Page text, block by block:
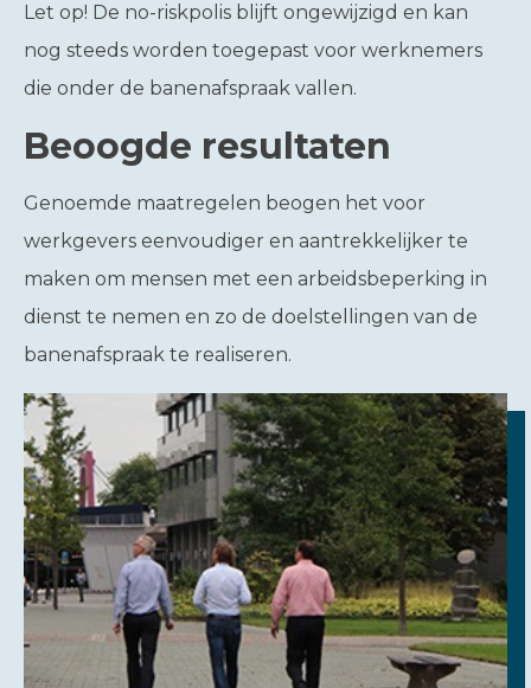
Let op! De no-riskpolis blijft ongewijzigd en kan
nog steeds worden toegepast voor werknemers
die onder de banenafspraak vallen.
Beoogde resultaten
Genoemde maatregelen beogen het voor
werkgevers eenvoudiger en aantrekkelijker te
maken om mensen met een arbeidsbeperking in
dienst te nemen en zo de doelstellingen van de
banenafspraak te realiseren.